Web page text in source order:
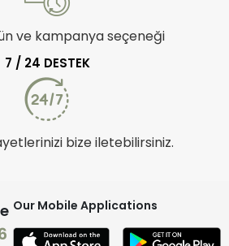
ve kampanya seçeneği
7 / 24 DESTEK
bize iletebilirsiniz.
Our Mobile Applications